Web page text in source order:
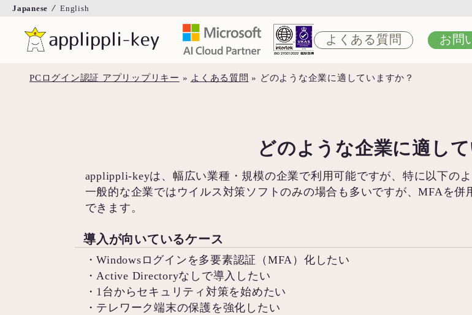
Japanese English
よくある質問 お問
PCログイン認証 アプリップリキー » よくある質問 » どのような企業に適していますか？
どのような企業に適し
applippli-keyは、幅広い業種・規模の企業で利用可能ですが、特に以下の
一般的な企業ではウイルス対策ソフトのみの場合も多いですが、MFAを
できます。
導入が向いているケース
・Windowsログインを多要素認証（MFA）化したい
・Active Directoryなしで導入したい
・1台からセキュリティ対策を始めたい
・テレワーク端末の保護を強化したい